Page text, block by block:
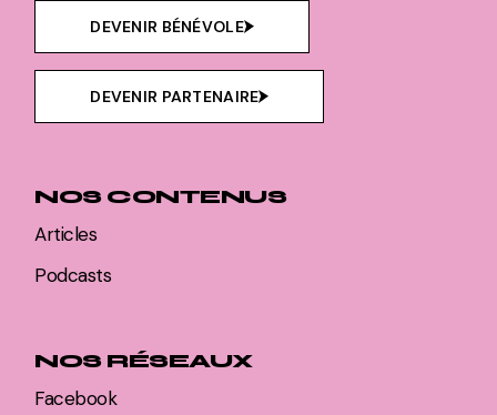
DEVENIR BÉNÉVOLE
DEVENIR PARTENAIRE
NOS CONTENUS
Articles
Podcasts
NOS RÉSEAUX
Facebook